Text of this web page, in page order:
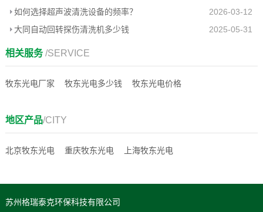
如何选择超声波清洗设备的频率？
2026-03-12
大同自动回转探伤清洗机多少钱
2025-05-31
相关服务/SERVICE
牧东光电厂家 牧东光电多少钱 牧东光电价格
地区产品/CITY
北京牧东光电 重庆牧东光电 上海牧东光电
苏州格瑞泰克环保科技有限公司